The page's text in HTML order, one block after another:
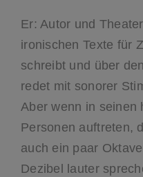
Er: Autor und
ironischen Texte für
schreibt und über
redet mit sonorer
Aber wenn in seinen
Personen auftreten,
auch ein paar
Dezibel lauter